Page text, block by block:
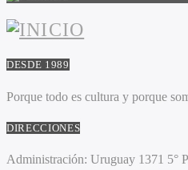
DESDE 1989
Porque todo es cultura y porque
DIRECCIONES
Administración: Uruguay 1371 5°